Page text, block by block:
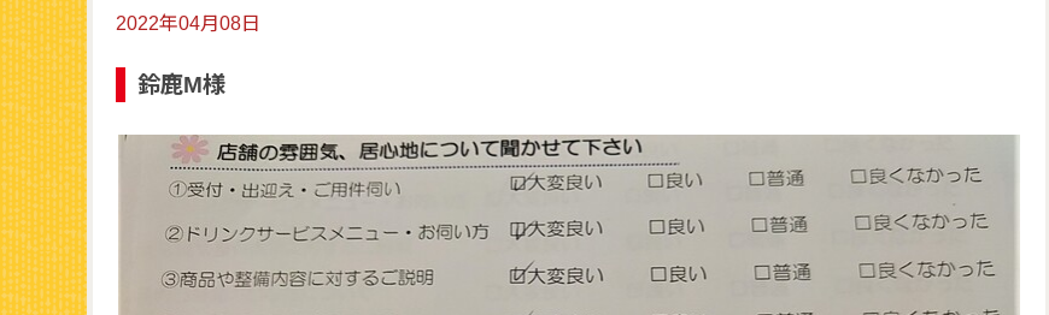
2022年04月08日
鈴鹿M様